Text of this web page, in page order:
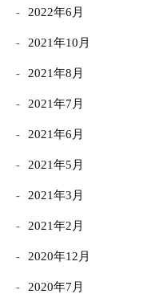
2022年6月
2021年10月
2021年8月
2021年7月
2021年6月
2021年5月
2021年3月
2021年2月
2020年12月
2020年7月